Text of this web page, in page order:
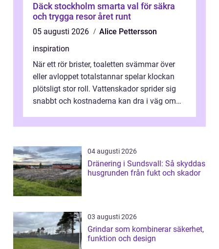
Däck stockholm smarta val för säkra
och trygga resor året runt
05 augusti 2026
Alice Pettersson
inspiration
När ett rör brister, toaletten svämmar över
eller avloppet totalstannar spelar klockan
plötsligt stor roll. Vattenskador sprider sig
snabbt och kostnaderna kan dra i väg om
04 augusti 2026
Dränering i Sundsvall: Så skyddas
husgrunden från fukt och skador
03 augusti 2026
Grindar som kombinerar säkerhet,
funktion och design